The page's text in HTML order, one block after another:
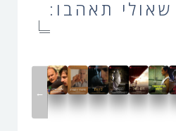
תאהבו:
←